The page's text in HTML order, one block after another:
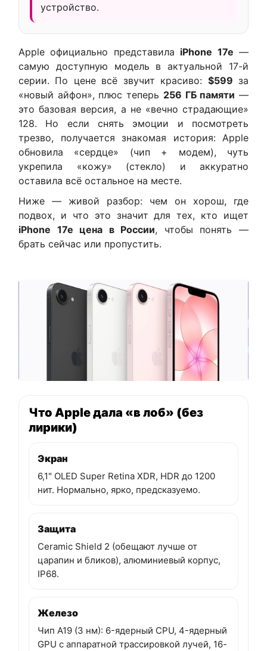
устройство.
Apple официально представила iPhone 17e —
самую доступную модель в актуальной 17-й
серии. По цене всё звучит красиво: $599 за
«новый айфон», плюс теперь 256 ГБ памяти —
это базовая версия, а не «вечно страдающие»
128. Но если снять эмоции и посмотреть
трезво, получается знакомая история: Apple
обновила «сердце» (чип + модем), чуть
укрепила «кожу» (стекло) и аккуратно
оставила всё остальное на месте.
Ниже — живой разбор: чем он хорош, где
подвох, и что это значит для тех, кто ищет
iPhone 17e цена в России, чтобы понять —
брать сейчас или пропустить.
Что Apple дала «в лоб» (без
лирики)
Экран
6,1" OLED Super Retina XDR, HDR до 1200
нит. Нормально, ярко, предсказуемо.
Защита
Ceramic Shield 2 (обещают лучше от
царапин и бликов), алюминиевый корпус,
IP68.
Железо
Чип A19 (3 нм): 6-ядерный CPU, 4-ядерный
GPU с аппаратной трассировкой лучей, 16-